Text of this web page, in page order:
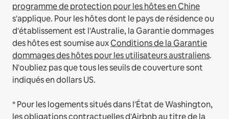
programme de protection pour les hôtes en Chine
s'applique. Pour les hôtes dont le pays de résidence ou
d'établissement est l'Australie, la Garantie dommages
des hôtes est soumise auxConditions de la Garantie
dommages des hôtes pour les utilisateurs australiens.
N'oubliez pas que tous les seuils de couverture sont
indiqués en dollars US.
* Pour les logements situés dans l'État de Washington,
les obligations contractuelles d'Airbnb au titre de la